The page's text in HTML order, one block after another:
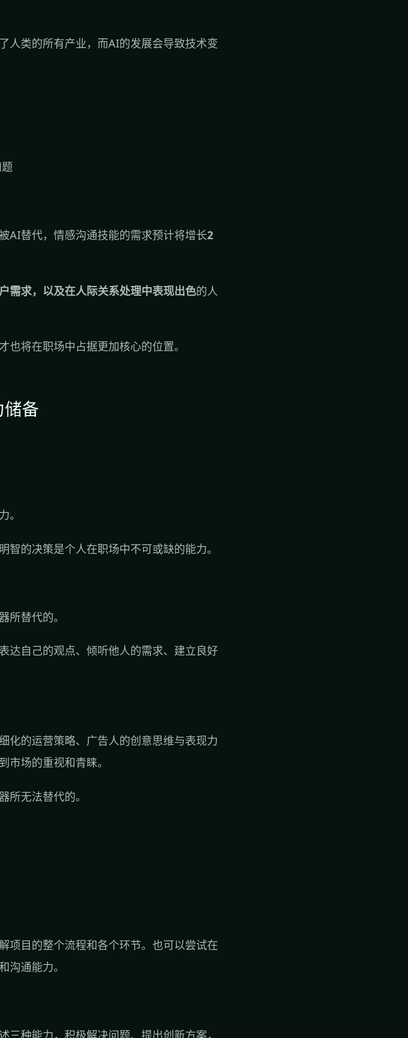
人类的所有产业，而AI的发展会导致技术变
AI替代，情感沟通技能的需求预计将增长2
需求，以及在人际关系处理中表现出色的人
也将在职场中占据更加核心的位置。
备
。
的决策是个人在职场中不可或缺的能力。
所替代的。
达自己的观点、倾听他人的需求、建立良好
化的运营策略、广告人的创意思维与表现力
市场的重视和青睐。
所无法替代的。
项目的整个流程和各个环节。也可以尝试在
沟通能力。
种能力，积极解决问题、提出创新方案，